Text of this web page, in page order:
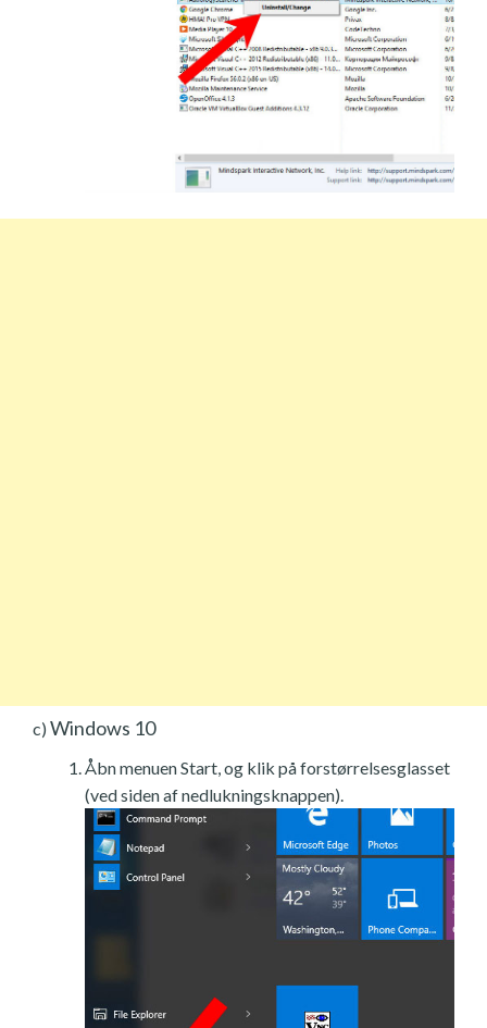
c) Windows 10
Åbn menuen Start, og klik på forstørrelsesglasset
(ved siden af nedlukningsknappen).